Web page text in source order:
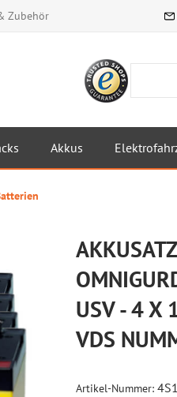
Zubehör
Akkus
USV - 4 X
VDS
Artikel-Nummer: